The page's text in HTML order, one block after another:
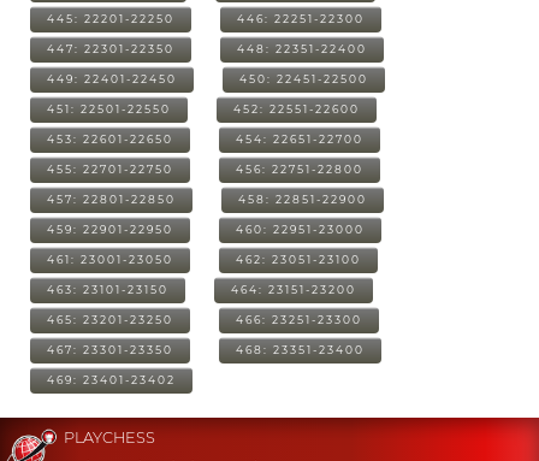
445: 22201-22250 446: 22251-22300
447: 22301-22350 448: 22351-22400
449: 22401-22450 450: 22451-22500
451: 22501-22550 452: 22551-22600
453: 22601-22650 454: 22651-22700
455: 22701-22750 456: 22751-22800
457: 22801-22850 458: 22851-22900
459: 22901-22950 460: 22951-23000
461: 23001-23050 462: 23051-23100
463: 23101-23150 464: 23151-23200
465: 23201-23250 466: 23251-23300
467: 23301-23350 468: 23351-23400
469: 23401-23402
PLAYCHESS